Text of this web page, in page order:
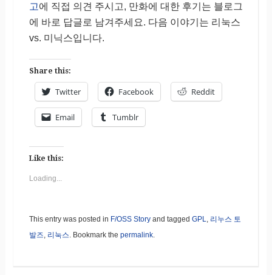
고에 직접 의견 주시고, 만화에 대한 후기는 블로그
에 바로 답글로 남겨주세요. 다음 이야기는 리눅스
vs. 미닉스입니다.
Share this:
Twitter Facebook Reddit
Email Tumblr
Like this:
Loading...
This entry was posted in F/OSS Storyand tagged GPL
리누스 토
발즈 리눅스 . Bookmark the permalink.